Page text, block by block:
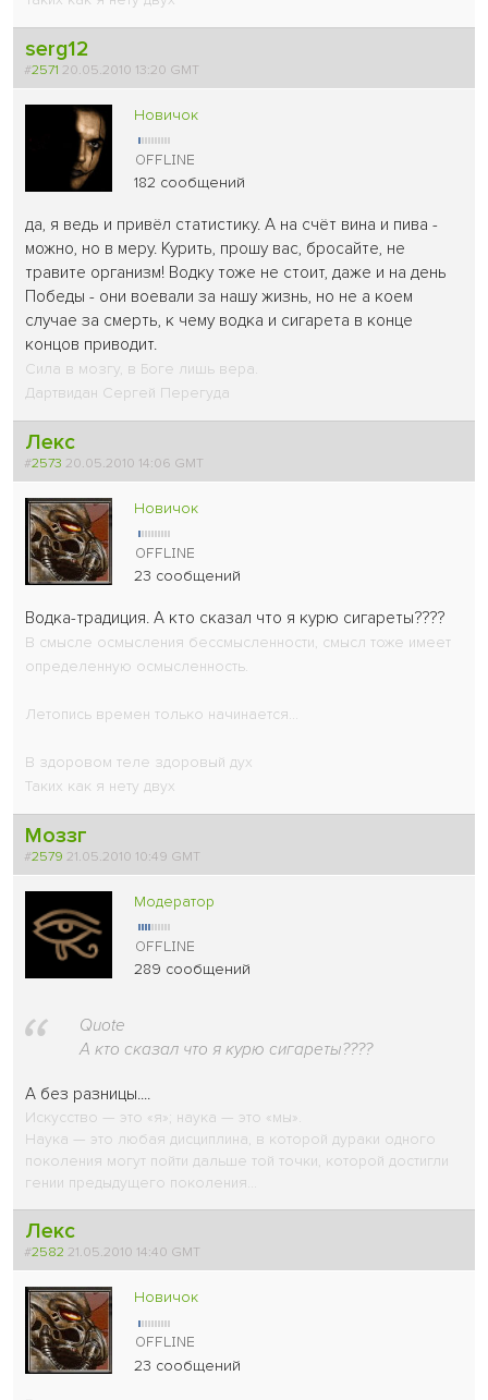
serg12
#2571 20.05.2010 13:20 GMT
Новичок
182 сообщений
да, я ведь и привёл статистику. А на счёт вина и пива -
можно, но в меру. Курить, прошу вас, бросайте, не
травите организм! Водку тоже не стоит, даже и на день
Победы - они воевали за нашу жизнь, но не а коем
случае за смерть, к чему водка и сигарета в конце
концов приводит.
Сила в мозгу, в Боге лишь вера.
Дартвидан Сергей Перегуда
Лекс
#2573 20.05.2010 14:06 GMT
Новичок
23 сообщений
Водка-традиция. А кто сказал что я курю сигареты????
В смысле осмысления бессмысленности, смысл тоже имеет
определенную осмысленность.
Летопись времен только начинается...
В здоровом теле здоровый дух
Таких как я нету двух
Моззг
#2579 21.05.2010 10:49 GMT
Модератор
289 сообщений
Quote
А кто сказал что я курю сигареты????
А без разницы....
Искусство — это «я»; наука — это «мы».
Наука — это любая дисциплина, в которой дураки одного
поколения могут пойти дальше той точки, которой достигли
гении предыдущего поколения...
Лекс
#2582 21.05.2010 14:40 GMT
Новичок
23 сообщений